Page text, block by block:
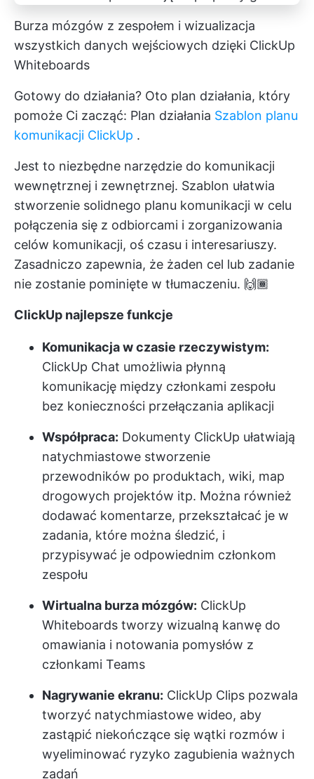
Burza mózgów z zespołem i wizualizacja
wszystkich danych wejściowych dzięki ClickUp
Whiteboards
Gotowy do działania? Oto plan działania, który
pomoże Ci zacząć: Plan działania Szablon planu
komunikacji ClickUp .
Jest to niezbędne narzędzie do komunikacji
wewnętrznej i zewnętrznej. Szablon ułatwia
stworzenie solidnego planu komunikacji w celu
połączenia się z odbiorcami i zorganizowania
celów komunikacji, oś czasu i interesariuszy.
Zasadniczo zapewnia, że żaden cel lub zadanie
nie zostanie pominięte w tłumaczeniu. 🙌🏾
ClickUp najlepsze funkcje
Komunikacja w czasie rzeczywistym:
ClickUp Chat umożliwia płynną
komunikację między członkami zespołu
bez konieczności przełączania aplikacji
Współpraca: Dokumenty ClickUp ułatwiają
natychmiastowe stworzenie
przewodników po produktach, wiki, map
drogowych projektów itp. Można również
dodawać komentarze, przekształcać je w
zadania, które można śledzić, i
przypisywać je odpowiednim członkom
zespołu
Wirtualna burza mózgów: ClickUp
Whiteboards tworzy wizualną kanwę do
omawiania i notowania pomysłów z
członkami Teams
Nagrywanie ekranu: ClickUp Clips pozwala
tworzyć natychmiastowe wideo, aby
zastąpić niekończące się wątki rozmów i
wyeliminować ryzyko zagubienia ważnych
zadań